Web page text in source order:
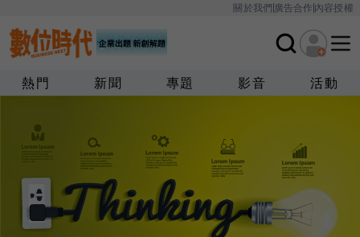
關於我們廣告合作內容授權
熱門 新聞 專題 影音 活動